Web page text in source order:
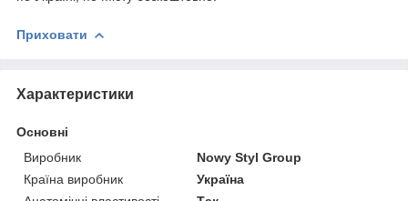
Приховати
Характеристики
Основні
Виробник
Nowy Styl Group
Країна виробник
Україна